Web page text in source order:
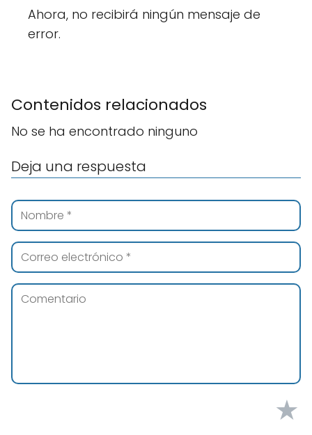
Ahora, no recibirá ningún mensaje de
error.
Contenidos relacionados
No se ha encontrado ninguno
Deja una respuesta
★